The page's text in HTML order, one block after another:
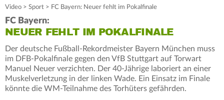
Video > Sport > FC Bayern: Neuer fehlt im Pokalfinale
FC Bayern:
NEUER FEHLT IM POKALFINALE
Der deutsche Fußball-Rekordmeister Bayern München muss
im DFB-Pokalfinale gegen den VfB Stuttgart auf Torwart
Manuel Neuer verzichten. Der 40-Jährige laboriert an einer
Muskelverletzung in der linken Wade. Ein Einsatz im Finale
könnte die WM-Teilnahme des Torhüters gefährden.